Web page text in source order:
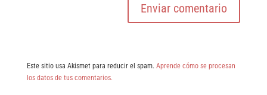
Este sitio usa Akismet para reducir el spam. Aprende cómo se procesan
los datos de tus comentarios.